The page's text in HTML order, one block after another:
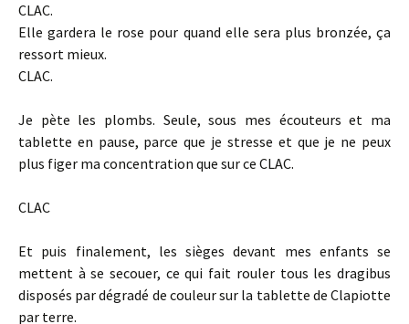
CLAC.
Elle gardera le rose pour quand elle sera plus bronzée, ça
ressort mieux.
CLAC.
Je pète les plombs. Seule, sous mes écouteurs et ma
tablette en pause, parce que je stresse et que je ne peux
plus figer ma concentration que sur ce CLAC.
CLAC
Et puis finalement, les sièges devant mes enfants se
mettent à se secouer, ce qui fait rouler tous les dragibus
disposés par dégradé de couleur sur la tablette de Clapiotte
par terre.